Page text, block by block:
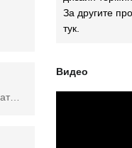
За другите
тук.
Видео